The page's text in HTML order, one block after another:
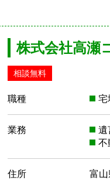
株式会社高瀬
相談無料
職種 宅
業務 遺
不
住所 富